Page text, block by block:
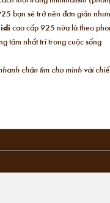
bạn sẽ trở nên đơn giản
cao cấp 925 nữa là theo
tâm nhất trí trong cuộc sống
chân tìm cho mình vài